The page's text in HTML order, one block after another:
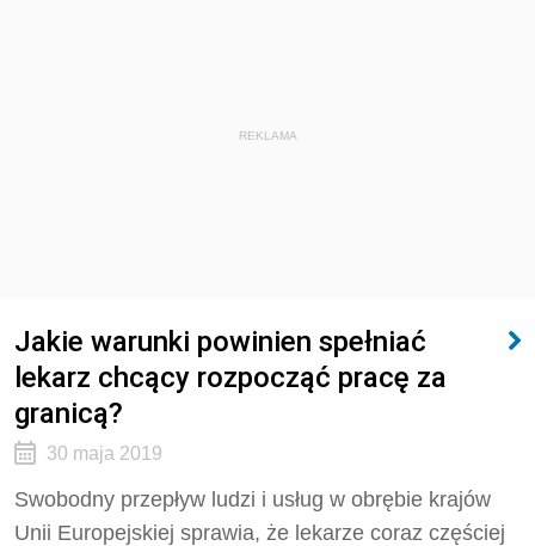
REKLAMA
Jakie warunki powinien spełniać
lekarz chcący rozpocząć pracę za
granicą?
30 maja 2019
Swobodny przepływ ludzi i usług w obrębie krajów
Unii Europejskiej sprawia, że lekarze coraz częściej